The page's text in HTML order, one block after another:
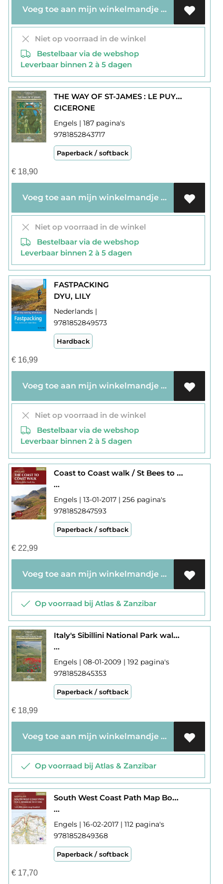
Voeg toe aan mijn winkelmandje
Niet op voorraad in de winkel
Bestelbaar via de webshop
Leverbaar binnen 2 à 5 dagen
THE WAY OF ST-JAMES : LE PUY TO THE PYRENEES
CICERONE
Engels | 187 pagina's
9781852843717
Paperback / softback
€18,90
Voeg toe aan mijn winkelmandje
Niet op voorraad in de winkel
Bestelbaar via de webshop
Leverbaar binnen 2 à 5 dagen
FASTPACKING
DYU, LILY
Nederlands |
9781852849573
Hardback
€16,99
Voeg toe aan mijn winkelmandje
Niet op voorraad in de winkel
Bestelbaar via de webshop
Leverbaar binnen 2 à 5 dagen
Coast to Coast walk / St Bees to Robin Hood's Bay
...
Engels | 13-01-2017 | 256 pagina's
9781852847593
Paperback / softback
€22,99
Voeg toe aan mijn winkelmandje
Op voorraad bij Atlas & Zanzibar
Italy's Sibillini National Park walking and trekking
...
Engels | 08-01-2009 | 192 pagina's
9781852845353
Paperback / softback
€18,99
Voeg toe aan mijn winkelmandje
Op voorraad bij Atlas & Zanzibar
South West Coast Path Map Booklet / Minehead to St Ives
...
Engels | 16-02-2017 | 112 pagina's
9781852849368
Paperback / softback
€17,70